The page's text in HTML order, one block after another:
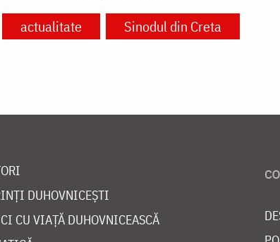
actualitate Sinodul din Creta
DUHOVNICEȘTI
CU VIAȚĂ DUHOVNICEASCĂ